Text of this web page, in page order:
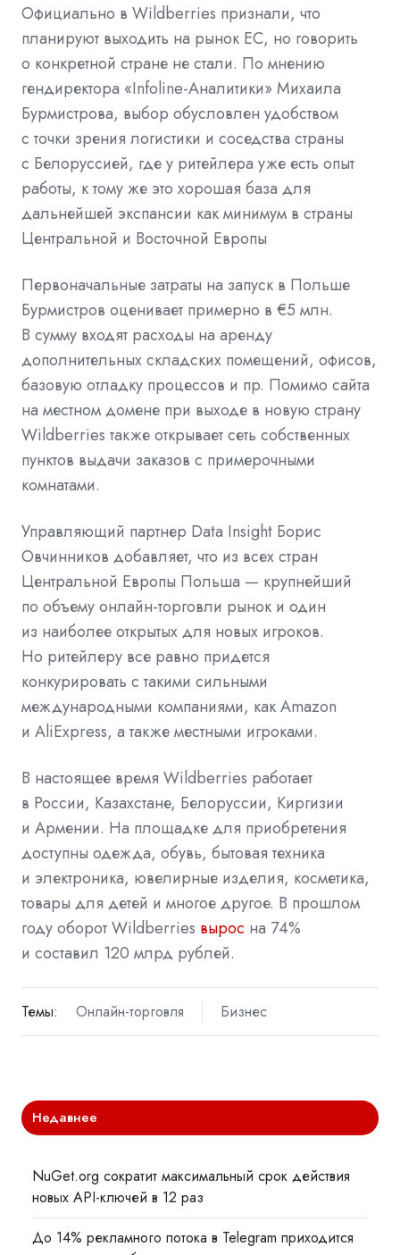
Официально в Wildberries признали, что
планируют выходить на рынок ЕС, но говорить
о конкретной стране не стали. По мнению
гендиректора «Infoline-Аналитики» Михаила
Бурмистрова, выбор обусловлен удобством
с точки зрения логистики и соседства страны
с Белоруссией, где у ритейлера уже есть опыт
работы, к тому же это хорошая база для
дальнейшей экспансии как минимум в страны
Центральной и Восточной Европы
Первоначальные затраты на запуск в Польше
Бурмистров оценивает примерно в €5 млн.
В сумму входят расходы на аренду
дополнительных складских помещений, офисов,
базовую отладку процессов и пр. Помимо сайта
на местном домене при выходе в новую страну
Wildberries также открывает сеть собственных
пунктов выдачи заказов с примерочными
комнатами.
Управляющий партнер Data Insight Борис
Овчинников добавляет, что из всех стран
Центральной Европы Польша — крупнейший
по объему онлайн-торговли рынок и один
из наиболее открытых для новых игроков.
Но ритейлеру все равно придется
конкурировать с такими сильными
международными компаниями, как Amazon
и AliExpress, а также местными игроками.
В настоящее время Wildberries работает
в России, Казахстане, Белоруссии, Киргизии
и Армении. На площадке для приобретения
доступны одежда, обувь, бытовая техника
и электроника, ювелирные изделия, косметика,
товары для детей и многое другое. В прошлом
году оборот Wildberries вырос на 74%
и составил 120 млрд рублей.
Темы: Онлайн-торговля Бизнес
Недавнее
NuGet.org сократит максимальный срок действия
новых API-ключей в 12 раз
До 14% рекламного потока в Telegram приходится